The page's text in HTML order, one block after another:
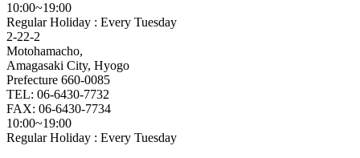
10:00~19:00
Regular Holiday : Every Tuesday
2-22-2
Motohamacho,
Amagasaki City, Hyogo
Prefecture 660-0085
TEL: 06-6430-7732
FAX: 06-6430-7734
10:00~19:00
Regular Holiday : Every Tuesday